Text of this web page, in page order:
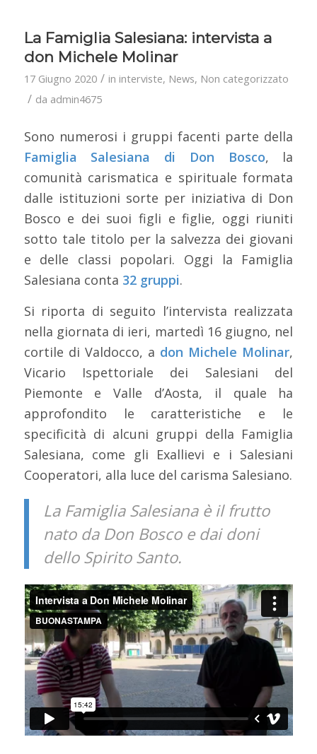
La Famiglia Salesiana: intervista a
don Michele Molinar
17 Giugno 2020 / in interviste, News, Non categorizzato
/ da admin4675
Sono numerosi i gruppi facenti parte della
Famiglia Salesiana di Don Bosco, la
comunità carismatica e spirituale formata
dalle istituzioni sorte per iniziativa di Don
Bosco e dei suoi figli e figlie, oggi riuniti
sotto tale titolo per la salvezza dei giovani
e delle classi popolari. Oggi la Famiglia
Salesiana conta 32 gruppi.
Si riporta di seguito l’intervista realizzata
nella giornata di ieri, martedì 16 giugno, nel
cortile di Valdocco, a don Michele Molinar,
Vicario Ispettoriale dei Salesiani del
Piemonte e Valle d’Aosta, il quale ha
approfondito le caratteristiche e le
specificità di alcuni gruppi della Famiglia
Salesiana, come gli Exallievi e i Salesiani
Cooperatori, alla luce del carisma Salesiano.
La Famiglia Salesiana è il frutto
nato da Don Bosco e dai doni
dello Spirito Santo.